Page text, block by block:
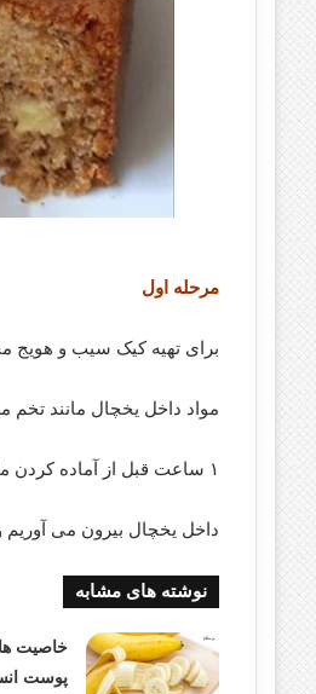
مرحله اول
برای تهیه کیک سیب و هویج
مواد داخل یخچال مانند تخم
۱ ساعت قبل از آماده کردن مایه کیک از ،
داخل یخچال بیرون می آوریم
نوشته های مشابه
خاصیت
پوست